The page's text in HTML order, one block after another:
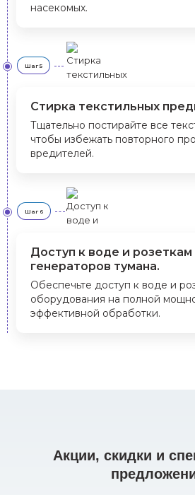
насекомых.
Шаг 5
Стирка текстильных
Тщательно постирайте все
чтобы избежать повторного
вредителей.
Шаг 6
Доступ к воде и
генераторов тумана.
Обеспечьте доступ к воде и
оборудования на полной
эффективной обработки.
Акции, скидки и